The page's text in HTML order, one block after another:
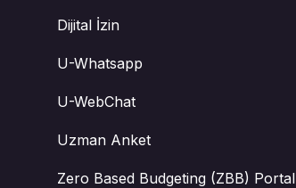
Dijital İzin
U-Whatsapp
U-WebChat
Uzman Anket
Zero Based Budgeting (ZBB) Portal